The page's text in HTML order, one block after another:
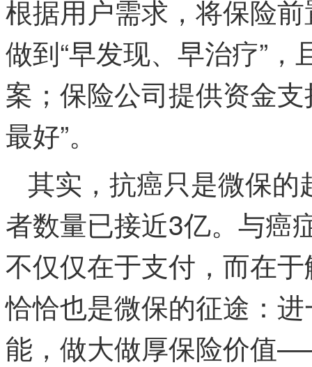
根据用户需求，将保险
做到“早发现、早治疗”
案；保险公司提供资金
最好”。
其实，抗癌只是微保
者数量已接近3亿。与癌
不仅仅在于支付，而在
恰恰也是微保的征途：
能，做大做厚保险价值